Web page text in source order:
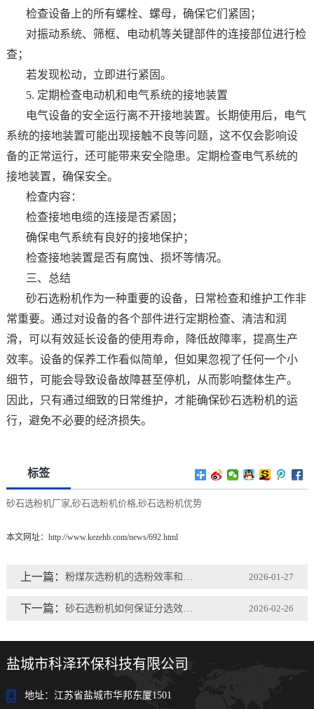
检查设备上的所有螺栓、螺母，确保它们紧固；
对振动系统、筛框、电动机等关键部件的连接部位进行检
查；
若发现松动，立即进行紧固。
5. 定期检查电动机和电气系统的接地装置
电气设备的安全运行离不开接地装置。长期使用后，电气
系统的接地装置可能出现接触不良等问题，这不仅会影响设
备的正常运行，还可能带来安全隐患。定期检查电气系统的
接地装置，确保安全。
检查内容：
检查接地电缆的连接是否紧固；
确保电气系统有良好的接地保护；
检查接地装置是否有腐蚀、损坏等情况。
三、总结
砂石选粉机作为一种重要的设备，日常检查和维护工作非
常重要。通过对设备的各个部件进行定期检查、清洁和润
滑，可以有效延长设备的使用寿命，降低故障率，提高生产
效率。设备的保养工作看似简单，但如果忽视了任何一个小
细节，可能会导致设备故障甚至停机，从而影响整体生产。
因此，只有通过细致的日常维护，才能确保砂石选粉机的运
行，避免不必要的经济损失。
标签
砂石选粉机厂家,砂石选粉机价格,砂石选粉机优势
本文网址： http://www.kezehb.com/news/692.html
上一篇： 2026-01-27
下一篇： 砂石选粉机如何保证分选效果的稳定性？ 2026-02-26
盐城市科泽环保科技有限公司
地址：江苏省盐城市华邦东厦1501